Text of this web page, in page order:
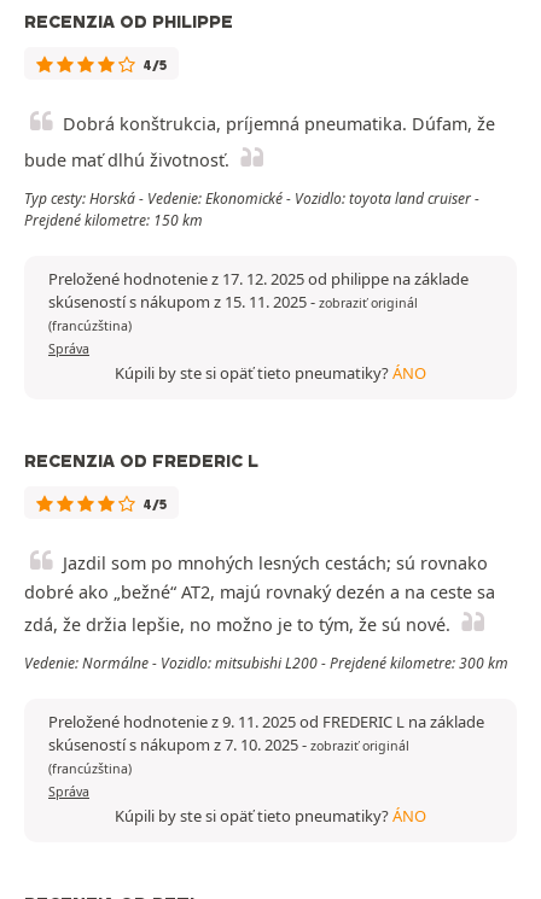
RECENZIA OD PHILIPPE
4/5
Dobrá konštrukcia, príjemná pneumatika. Dúfam, že
bude mať dlhú životnosť.
Typ cesty: Horská - Vedenie: Ekonomické - Vozidlo: toyota land cruiser -
Prejdené kilometre: 150 km
Preložené hodnotenie z 17. 12. 2025 od philippe na základe
skúseností s nákupom z 15. 11. 2025- zobraziť originál
(francúzština)
Správa
Kúpili by ste si opäť tieto pneumatiky?ÁNO
RECENZIA OD FREDERIC L
4/5
Jazdil som po mnohých lesných cestách; sú rovnako
dobré ako „bežné“ AT2, majú rovnaký dezén a na ceste sa
zdá, že držia lepšie, no možno je to tým, že sú nové.
Vedenie: Normálne - Vozidlo: mitsubishi L200 - Prejdené kilometre: 300 km
Preložené hodnotenie z 9. 11. 2025 od FREDERIC L na základe
skúseností s nákupom z 7. 10. 2025- zobraziť originál
(francúzština)
Správa
Kúpili by ste si opäť tieto pneumatiky?ÁNO